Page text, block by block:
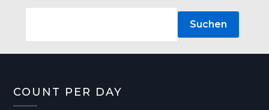
Suchen
COUNT PER DAY